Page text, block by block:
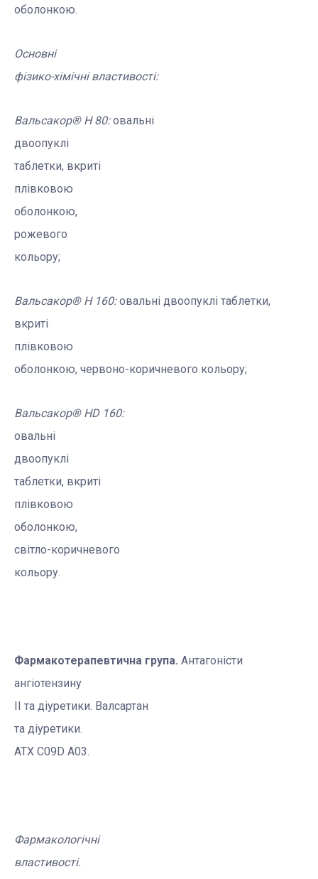
оболонкою.
Основні
фізико-хімічнівластивості:
Вальсакор® Н 80: овальні
двоопуклі
таблетки, вкриті
плівковою
оболонкою,
рожевого
кольору;
Вальсакор® Н 160: овальні двоопуклі таблетки,
вкриті
плівковою
оболонкою, червоно-коричневого кольору;
Вальсакор® НD160:
овальні
двоопуклі
таблетки, вкриті
плівковою
оболонкою,
світло-коричневого
кольору.
Фармакотерапевтична група. Антагоністи
ангіотензину
ІІ та діуретики. Валсартан
та діуретики.
АТХ C09D A03.
Фармакологічні
властивості.